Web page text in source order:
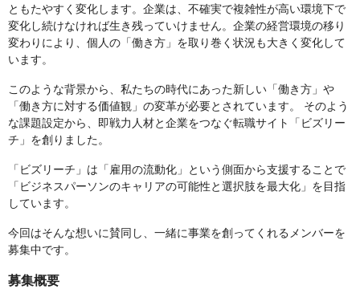
ともたやすく変化します。企業は、不確実で複雑性が高い環境下で
変化し続けなければ生き残っていけません。企業の経営環境の移り
変わりにより、個人の「働き方」を取り巻く状況も大きく変化して
います。
このような背景から、私たちの時代にあった新しい「働き方」や
「働き方に対する価値観」の変革が必要とされています。 そのよう
な課題設定から、即戦力人材と企業をつなぐ転職サイト「ビズリー
チ」を創りました。
「ビズリーチ」は「雇用の流動化」という側面から支援することで
「ビジネスパーソンのキャリアの可能性と選択肢を最大化」を目指
しています。
今回はそんな想いに賛同し、一緒に事業を創ってくれるメンバーを
募集中です。
募集概要